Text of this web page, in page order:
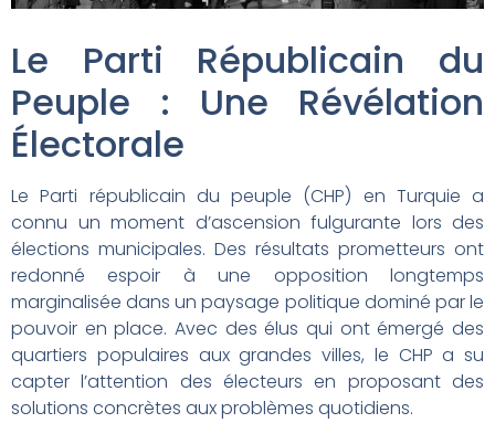
Le Parti Républicain du
Peuple : Une Révélation
Électorale
Le Parti républicain du peuple (CHP) en Turquie a
connu un moment d’ascension fulgurante lors des
élections municipales. Des résultats prometteurs ont
redonné espoir à une opposition longtemps
marginalisée dans un paysage politique dominé par le
pouvoir en place. Avec des élus qui ont émergé des
quartiers populaires aux grandes villes, le CHP a su
capter l’attention des électeurs en proposant des
solutions concrètes aux problèmes quotidiens.